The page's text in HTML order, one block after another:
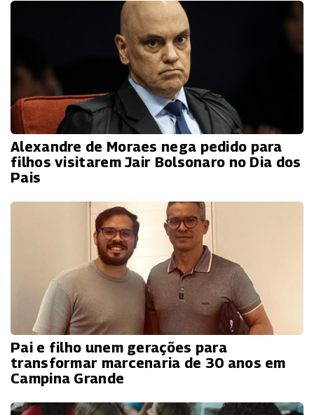
Alexandre de Moraes nega pedido para
filhos visitarem Jair Bolsonaro no Dia dos
Pais
Pai e filho unem gerações para
transformar marcenaria de 30 anos em
Campina Grande